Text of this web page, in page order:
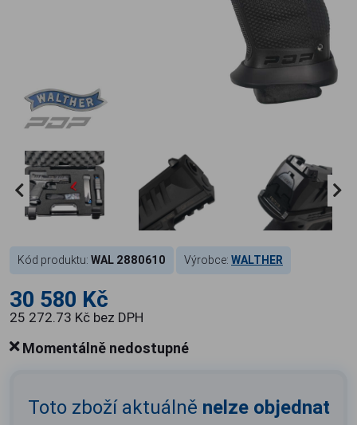
Kód produktu: WAL 2880610 Výrobce: WALTHER
30 580 Kč
25 272.73 Kč bez DPH
Momentálně nedostupné
Toto zboží aktuálně nelze objednat